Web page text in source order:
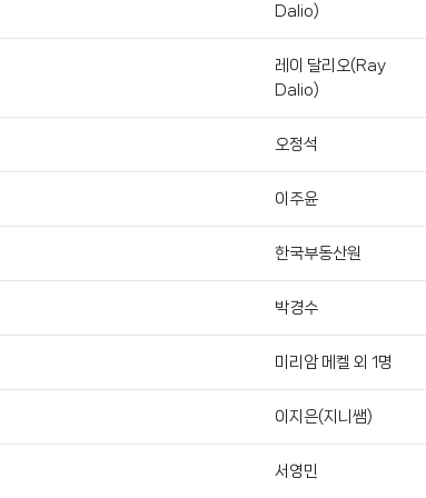
Dalio)
레이 달리오(Ray
Dalio)
오정석
이주윤
한국부동산원
박경수
미리암 메켈 외 1명
이지은(지니쌤)
서영민